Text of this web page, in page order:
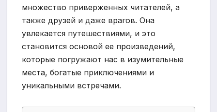
множество приверженных читателей, а
также друзей и даже врагов. Она
увлекается путешествиями, и это
становится основой ее произведений,
которые погружают нас в изумительные
места, богатые приключениями и
уникальными встречами.